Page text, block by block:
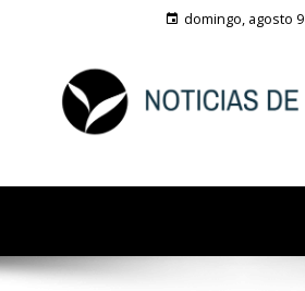
domingo, agosto 9